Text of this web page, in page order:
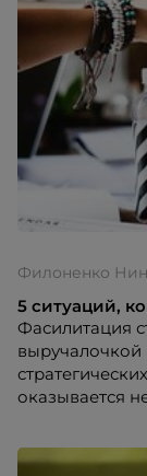
Филоненко
5 ситуаций,
Фасилитация
оказывается